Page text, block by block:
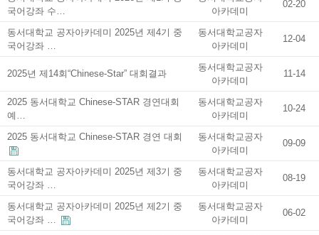
국어강좌 수…
아카데미
02-20
동서대학교 공자아카데미 2025년 제4기 중
국어강좌 …
동서대학교공자
아카데미
12-04
2025년 제14회“Chinese-Star” 대회결과
동서대학교공자
아카데미
11-14
2025 동서대학교 Chinese-STAR 경연대회
예…
동서대학교공자
아카데미
10-24
2025 동서대학교 Chinese-STAR 경연 대회
동서대학교공자
아카데미
09-09
동서대학교 공자아카데미 2025년 제3기 중
국어강좌 …
동서대학교공자
아카데미
08-19
동서대학교 공자아카데미​ 2025년 제2기 중
국어강좌 …
동서대학교공자
아카데미
06-02